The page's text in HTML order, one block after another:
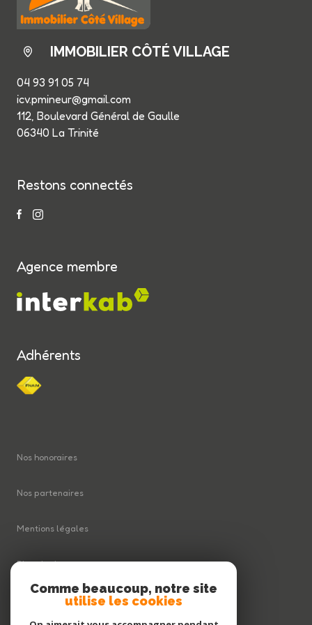
IMMOBILIER CÔTÉ VILLAGE
04 93 91 05 74
icv.pmineur@gmail.com
112, Boulevard Général de Gaulle
06340 La Trinité
Restons connectés
Agence membre
Adhérents
Nos honoraires
Nos partenaires
Mentions légales
Plan du site
Comme beaucoup, notre site
utilise les cookies